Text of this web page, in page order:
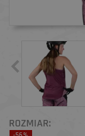
ROZMIAR: